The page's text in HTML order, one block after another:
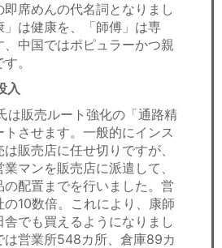
席めんの代名詞となりまし
」は健康を、「師傅」は専
、中国ではポピュラーかつ親
。
入
販売ルート強化の「通路精
させます。一般的にインス
販売店に任せ切りですが、
マンを販売店に派遣して、
配置までを行いました。営
10数倍。これにより、康師
でも買えるようになりまし
は営業所548カ所、倉庫89カ